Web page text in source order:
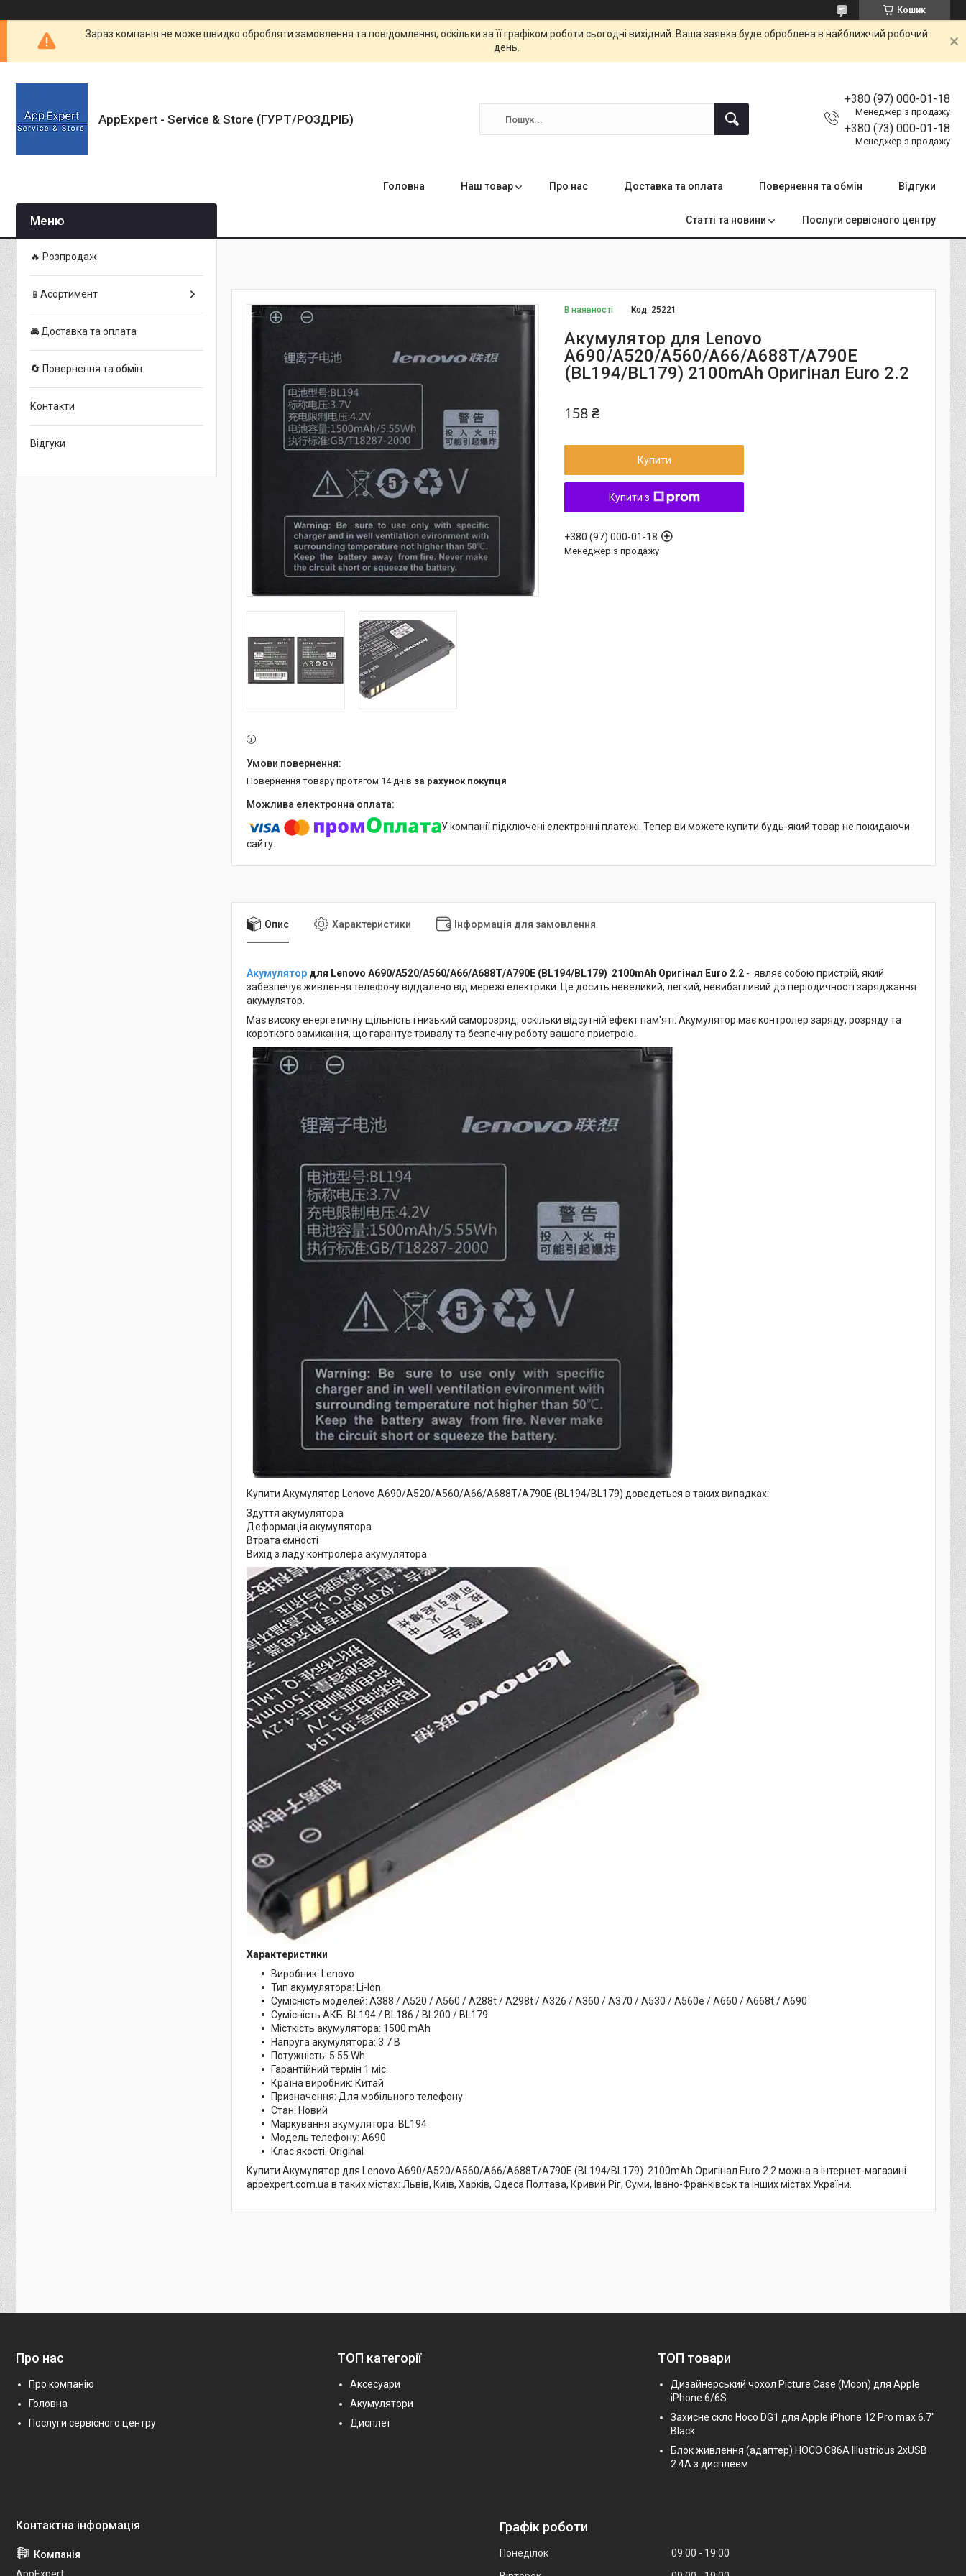
Кошик
Зараз компанія не може швидко обробляти замовлення та повідомлення, оскільки за її графіком роботи сьогодні вихідний. Ваша заявка буде оброблена в найближчий робочий
день.
AppExpert - Service & Store (ГУРТ/РОЗДРІБ)
+380 (97) 000-01-18
Менеджер з продажу
+380 (73) 000-01-18
Менеджер з продажу
Головна Наш товар Про нас Доставка та оплата Повернення та обмін Відгуки
Статті та новини Послуги сервісного центру
В наявності Код: 25221
Акумулятор для Lenovo
A690/A520/A560/A66/A688T/A790E
(BL194/BL179) 2100mAh Оригінал Euro 2.2
158 ₴
Купити
Купити з
+380 (97) 000-01-18
Менеджер з продажу
повернення товару протягом 14 днів за рахунок покупця
У компанії підключені електронні платежі. Тепер ви можете купити будь-який товар не покидаючи
сайту.
Опис Характеристики Інформація для замовлення
Акумулятор для Lenovo A690/A520/A560/A66/A688T/A790E (BL194/BL179) 2100mAh Оригінал Euro 2.2 - являє собою пристрій, який
забезпечує живлення телефону віддалено від мережі електрики. Це досить невеликий, легкий, невибагливий до періодичності заряджання
акумулятор.
Має високу енергетичну щільність і низький саморозряд, оскільки відсутній ефект пам'яті. Акумулятор має контролер заряду, розряду та
короткого замикання, що гарантує тривалу та безпечну роботу вашого пристрою.
Купити Акумулятор Lenovo A690/A520/A560/A66/A688T/A790E (BL194/BL179) доведеться в таких випадках:
Здуття акумулятора
Деформація акумулятора
Втрата ємності
Вихід з ладу контролера акумулятора
Характеристики
Виробник: Lenovo
Тип акумулятора: Li-Ion
Сумісність моделей: A388 / A520 / A560 / A288t / A298t / A326 / A360 / A370 / A530 / A560e / A660 / A668t / A690
Сумісність АКБ: BL194 / BL186 / BL200 / BL179
Місткість акумулятора: 1500 mAh
Напруга акумулятора: 3.7 В
Потужність: 5.55 Wh
Гарантійний термін 1 міс.
Країна виробник: Китай
Призначення: Для мобільного телефону
Стан: Новий
Маркування акумулятора: BL194
Модель телефону: A690
Клас якості: Original
Купити Акумулятор для Lenovo A690/A520/A560/A66/A688T/A790E (BL194/BL179) 2100mAh Оригінал Euro 2.2 можна в інтернет-магазині
appexpert.com.ua в таких містах: Львів, Київ, Харків, Одеса Полтава, Кривий Ріг, Суми, Івано-Франківськ та інших містах України.
🔥 Розпродаж
📱Асортимент
🚘 Доставка та оплата
🔄 Повернення та обмін
Контакти
Відгуки
Про нас
Про компанію
Головна
Послуги сервісного центру
ТОП категорії
Аксесуари
Акумулятори
Дисплеї
ТОП товари
Дизайнерський чохол Picture Case (Moon) для Apple
iPhone 6/6S
Захисне скло Hoco DG1 для Apple iPhone 12 Pro max 6.7"
Black
Блок живлення (адаптер) HOCO C86A Illustrious 2xUSB
2.4A з дисплеем
Графік роботи
Понеділок 09:00
19:00